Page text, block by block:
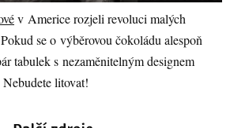
v Americe rozjeli revoluci malých
se o výběrovou čokoládu alespoň
tabulek s nezaměnitelným designem
litovat!